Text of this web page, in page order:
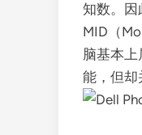
知数。因
MID（
脑基本
能，但却